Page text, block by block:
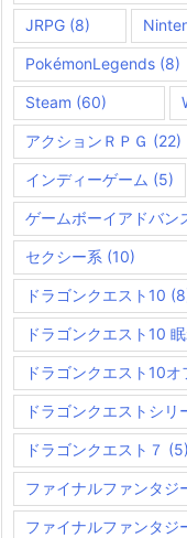
JRPG (8)
PokémonLegends (8)
Steam (60)
アクションＲＰＧ (22)
インディーゲーム (5)
ゲームボーイアドバン
セクシー系 (10)
ドラゴンクエスト10
ドラゴンクエスト10
ドラゴンクエスト10オ
ドラゴンクエストシリ
ドラゴンクエスト７ (5)
ファイナルファンタジ
ファイナルファンタジ